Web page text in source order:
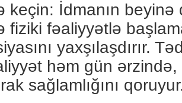
keçin: İdmanın beyinə
fiziki fəaliyyətlə
yaxşılaşdırır.
həm gün ərzində,
sağlamlığını